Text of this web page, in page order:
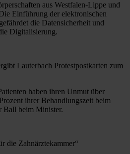
aus Westfalen-Lippe und
Einführung der elektronischen
die Datensicherheit und
Digitalisierung.
Lauterbach Protestpostkarten zum
haben ihren Unmut über
ihrer Behandlungszeit beim
Ball beim Minister.
die Zahnärztekammer“